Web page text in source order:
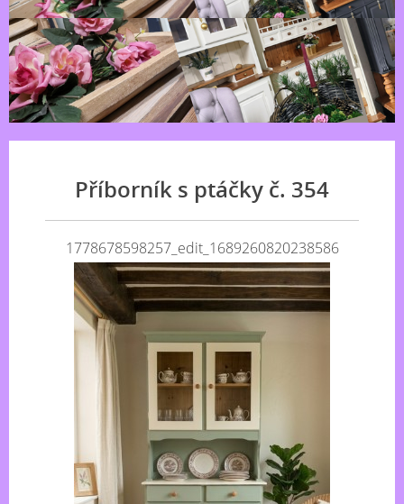
Příborník s ptáčky č. 354
1778678598257_edit_1689260820238586